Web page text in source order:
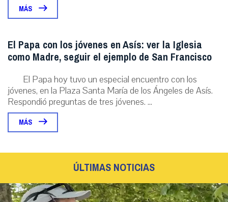
MÁS
El Papa con los jóvenes en Asís: ver la Iglesia
como Madre, seguir el ejemplo de San Francisco
El Papa hoy tuvo un especial encuentro con los
jóvenes, en la Plaza Santa María de los Ángeles de Asís.
Respondió preguntas de tres jóvenes. ...
MÁS
ÚLTIMAS NOTICIAS